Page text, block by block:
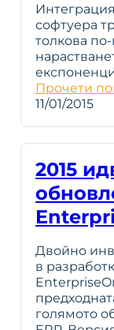
софтуера
толкова
Прочети
11/01/2015
2015
Двойно
в
голямото